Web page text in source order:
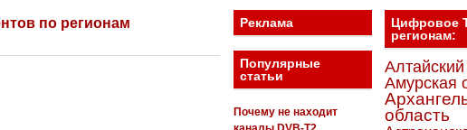
по регионам Реклама
Популярные
статьи
Почему не находит
Цифровое
регионам:
Алтайский
Амурская
область